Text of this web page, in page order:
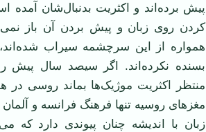
پیش برده‌اند و اکثریت بدنبال‌شان آمده
کردن روی زبان و پیش بردن آن باز
همواره از این سرچشمه سیراب
بسنده نکرده‌اند. اگر سیصد سال
منتظر اکثریت موژیک‌ها بماند روسی در
مغزهای روسیه تنها فرهنگ فرانسه و
زبان با اندیشه چنان پیوندی دارد